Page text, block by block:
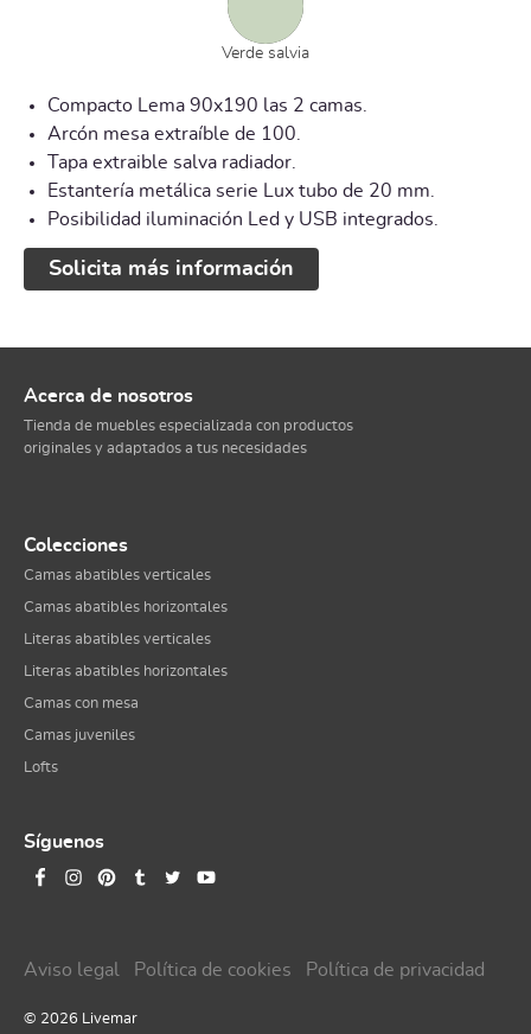
Verde salvia
Compacto Lema 90x190 las 2 camas.
Arcón mesa extraíble de 100.
Tapa extraible salva radiador.
Estantería metálica serie Lux tubo de 20 mm.
Posibilidad iluminación Led y USB integrados.
Solicita más información
Acerca de nosotros
Tienda de muebles especializada con productos
originales y adaptados a tus necesidades
Colecciones
Camas abatibles verticales
Camas abatibles horizontales
Literas abatibles verticales
Literas abatibles horizontales
Camas con mesa
Camas juveniles
Lofts
Síguenos
Aviso legal Política de cookies Política de privacidad
© 2026 Livemar